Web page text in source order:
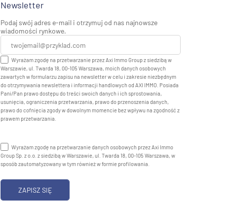
Newsletter
Podaj swój adres e-mail i otrzymuj od nas najnowsze
wiadomości rynkowe.
Wyrażam zgodę na przetwarzanie przez Axi Immo Group z siedzibą w
Warszawie, ul. Twarda 18, 00-105 Warszawa, moich danych osobowych
zawartych w formularzu zapisu na newsletter w celu i zakresie niezbędnym
do otrzymywania newslettera i informacji handlowych od AXI IMMO. Posiada
Pani/Pan prawo dostępu do treści swoich danych i ich sprostowania,
usunięcia, ograniczenia przetwarzania, prawo do przenoszenia danych,
prawo do cofnięcia zgody w dowolnym momencie bez wpływu na zgodność z
prawem przetwarzania.
Wyrażam zgodę na przetwarzanie danych osobowych przez Axi Immo
Group Sp. z o.o. z siedzibą w Warszawie, ul. Twarda 18, 00-105 Warszawa, w
sposób zautomatyzowany w tym również w formie profilowania.